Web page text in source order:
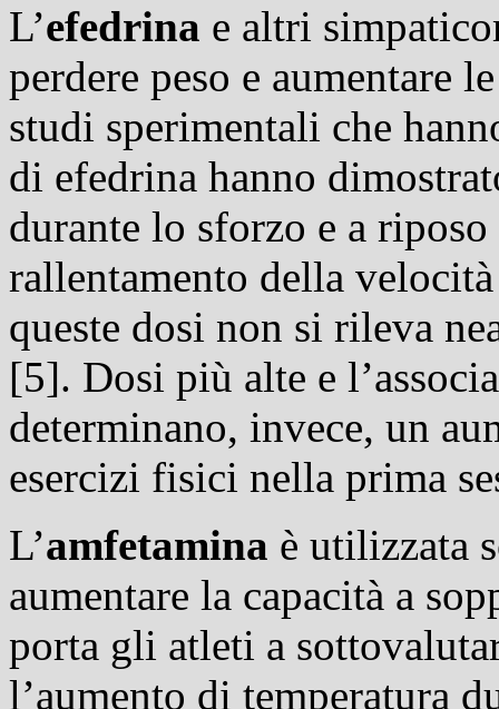
L’efedrina e altri
perdere peso e aumentare
studi sperimentali che
di efedrina hanno
durante lo sforzo e a
rallentamento della
queste dosi non si rileva
[5]. Dosi più alte e
determinano, invece, un
esercizi fisici nella prima
L’amfetamina è utilizzata
aumentare la capacità a
porta gli atleti a
l’aumento di temperatura